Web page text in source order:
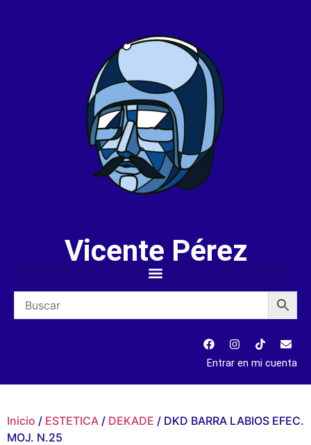
Vicente Pérez
Entrar en mi cuenta
Inicio / ESTETICA / DEKADE / DKD BARRA LABIOS EFEC.
MOJ. N.25